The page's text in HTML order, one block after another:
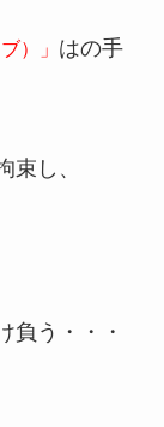
）」 はの手
束し、
負う・・・